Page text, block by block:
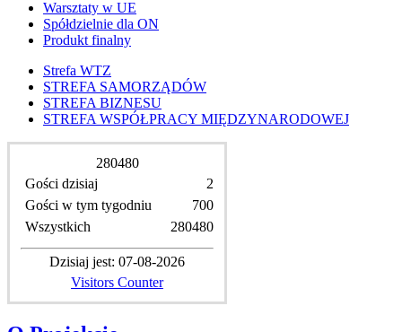
Warsztaty w UE
Spółdzielnie dla ON
Produkt finalny
Strefa WTZ
STREFA SAMORZĄDÓW
STREFA BIZNESU
STREFA WSPÓŁPRACY MIĘDZYNARODOWEJ
280480
Gości dzisiaj
Gości w tym tygodniu
Wszystkich
2
700
280480
Dzisiaj jest: 07-08-2026
Visitors Counter